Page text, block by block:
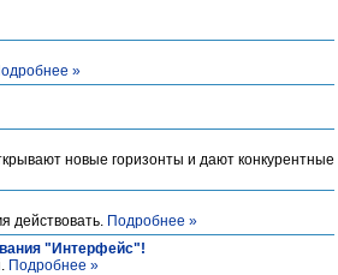
»
новые горизонты и дают конкурентные
действовать. Подробнее »
"Интерфейс"!
Подробнее »